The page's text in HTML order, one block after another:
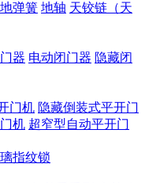
弹簧 地轴 天铰链（天
器 电动闭门器 隐藏闭
门机 隐藏倒装式平开门
机 超窄型自动平开门
指纹锁